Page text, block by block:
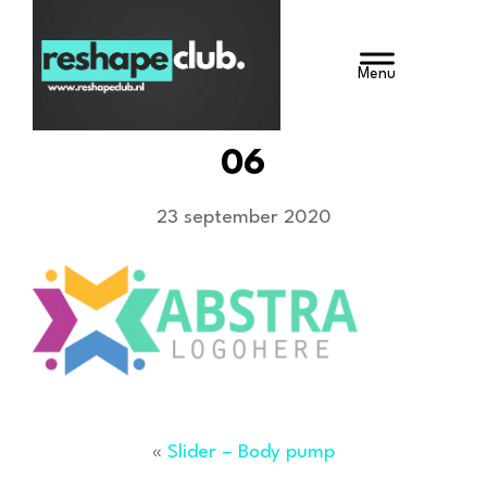
naar
de
inhoud
06
23 september 2020
« Slider – Body pump